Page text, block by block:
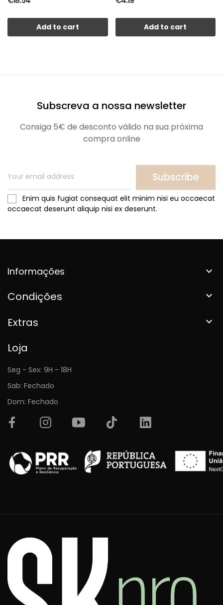
Add to cart Add to cart
Subscreva a nossa newsletter
Consiga 5€ de desconto válido na sua próxima
compra online
Subscribe
Enim quis fugiat consequat elit minim nisi eu occaecat
occaecat deserunt aliquip nisi ex deserunt.
Informações 
Condições 
Extras 
Loja
Seg - Sex: 9H - 18H
Sab: Fechado
Dom: Fechado